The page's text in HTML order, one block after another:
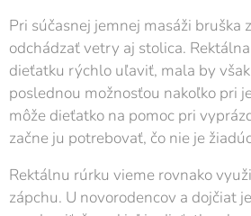
Pri súčasnej jemnej masáži bruška
odchádzať vetry aj stolica.
dieťatku rýchlo uľaviť, mala by
poslednou možnosťou nakoľko pri
môže dieťatko na pomoc pri
začne ju potrebovať, čo nie je
Rektálnu rúrku vieme rovnako
zápchu. U novorodencov a dojčiat